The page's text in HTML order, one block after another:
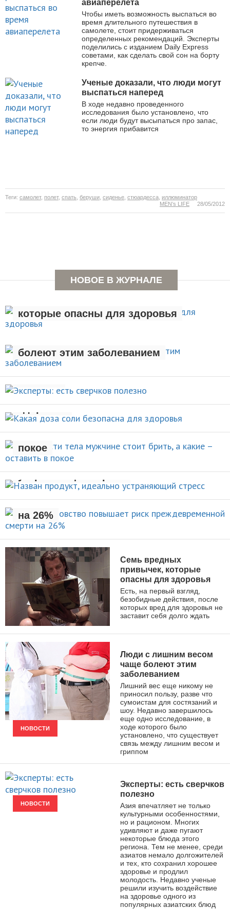
авиаперелета
Чтобы иметь возможность выспаться во
время длительного путешествия в
самолете, стоит придерживаться
определенных рекомендаций. Эксперты
поделились с изданием Daily Express
советами, как сделать свой сон на борту
крепче.
Ученые доказали, что люди могут
выспаться наперед
В ходе недавно проведенного
исследования было установлено, что
если люди будут высыпаться про запас,
то энергия прибавится
Теги: самолет, полет, спать беруши сиденье стюардесса иллюминатор
28/05/2012
MEN’s LIFE
НОВОЕ В ЖУРНАЛЕ
которые опасны для здоровья
болеют этим заболеванием
НОВОСТИ
Эксперты: есть сверчков
полезно
НОВОСТИ
Какая доза соли безопасна для
здоровья
НОВОСТИ
Какие части тела мужчине стоит
брить, а какие – оставить в
покое
УХОД ЗА СОБОЙ
Назван продукт, идеально
устраняющий стресс
НОВОСТИ
Раннее отцовство повышает
риск преждевременной смерти
на 26%
НОВОСТИ
ЗДОРОВЫЙ ОБРАЗ ЖИЗНИ
Семь вредных
привычек, которые
опасны для здоровья
Есть, на первый взгляд,
безобидные действия, после
которых вред для здоровья не
заставит себя долго ждать
НОВОСТИ
Люди с лишним весом
чаще болеют этим
заболеванием
Лишний вес еще никому не
приносил пользу, разве что
сумоистам для состязаний и
шоу. Недавно завершилось
еще одно исследование, в
ходе которого было
установлено, что существует
связь между лишним весом и
гриппом
НОВОСТИ
Эксперты: есть сверчков
полезно
Азия впечатляет не только
культурными особенностями,
но и рационом. Многих
удивляют и даже пугают
некоторые блюда этого
региона. Тем не менее, среди
азиатов немало долгожителей
и тех, кто сохранил хорошее
здоровье и продлил
молодость. Недавно ученые
решили изучить воздействие
на здоровье одного из
популярных азиатских блюд